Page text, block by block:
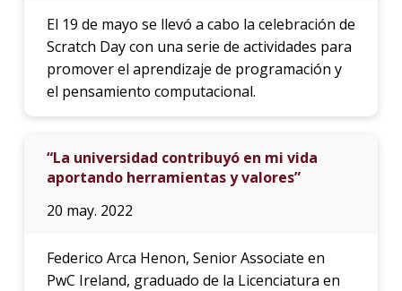
El 19 de mayo se llevó a cabo la celebración de
Scratch Day con una serie de actividades para
promover el aprendizaje de programación y
el pensamiento computacional.
“La universidad contribuyó en mi vida
aportando herramientas y valores”
20 may. 2022
Federico Arca Henon, Senior Associate en
PwC Ireland, graduado de la Licenciatura en